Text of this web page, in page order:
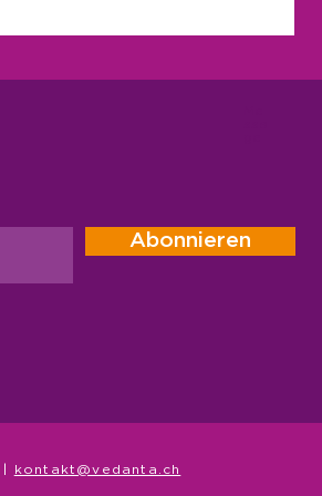
Abonnieren
| kontakt@vedanta.ch